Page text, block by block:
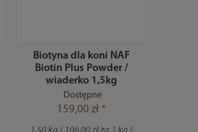
Biotyna dla koni NAF
Biotin Plus Powder /
wiaderko 1,5kg
Dostępne
159,00 zł *